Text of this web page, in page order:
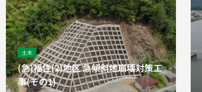
土木
(急)福住(2)地区 急傾斜地崩壊対策工
事(その1)